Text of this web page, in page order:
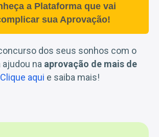
a Plataforma que vai
sua Aprovação!
dos seus sonhos com o
ajudou na aprovação de mais de
Clique aqui e saiba mais!